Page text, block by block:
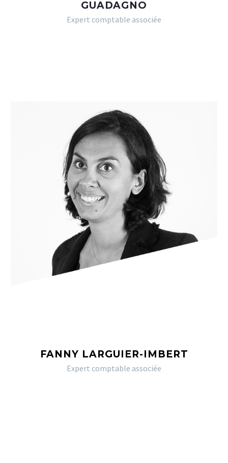
GUADAGNO
Expert comptable associée
FANNY LARGUIER-IMBERT
Expert comptable associée